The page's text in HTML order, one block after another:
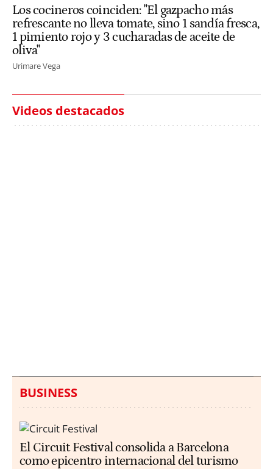
Los cocineros coinciden: "El gazpacho más
refrescante no lleva tomate, sino 1 sandía fresca,
1 pimiento rojo y 3 cucharadas de aceite de
oliva"
Urimare Vega
Videos destacados
BUSINESS
El Circuit Festival consolida a Barcelona
como epicentro internacional del turismo